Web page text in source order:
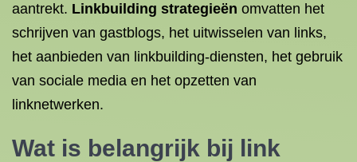
aantrekt. Linkbuilding strategieën omvatten het
schrijven van gastblogs, het uitwisselen van links,
het aanbieden van linkbuilding-diensten, het gebruik
van sociale media en het opzetten van
linknetwerken.
Wat is belangrijk bij link